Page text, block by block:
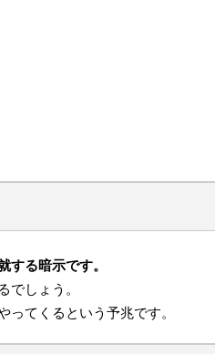
する暗示です。
でしょう。
ってくるという予兆です。